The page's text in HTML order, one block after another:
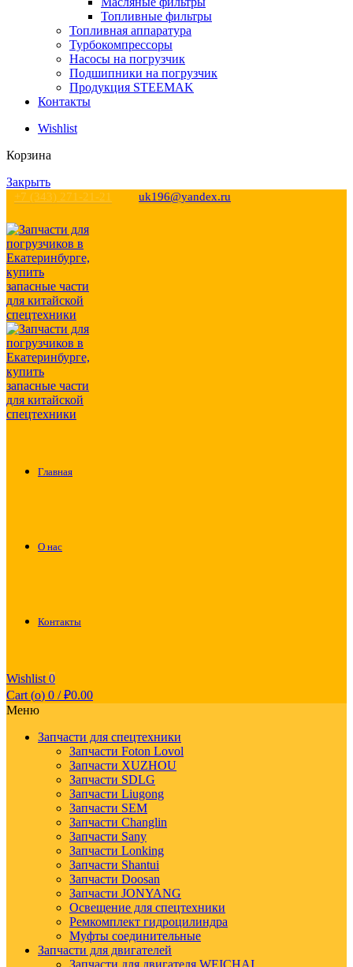
Топливные фильтры
Топливная аппаратура
Турбокомпрессоры
Насосы на погрузчик
Подшипники на погрузчик
Продукция STEEMAK
Контакты
Wishlist
Корзина
Закрыть
+7 (343) 271-21-21 uk196@yandex.ru
Главная
О нас
Контакты
Wishlist 0
Cart (o) 0 / ₽0.00
Меню
Запчасти для спецтехники
Запчасти Foton Lovol
Запчасти XUZHOU
Запчасти SDLG
Запчасти Liugong
Запчасти SEM
Запчасти Changlin
Запчасти Sany
Запчасти Lonking
Запчасти Shantui
Запчасти Doosan
Запчасти JONYANG
Освещение для спецтехники
Ремкомплект гидроцилиндра
Муфты соединительные
Запчасти для двигателей
Запчасти для двигателя WEICHAI